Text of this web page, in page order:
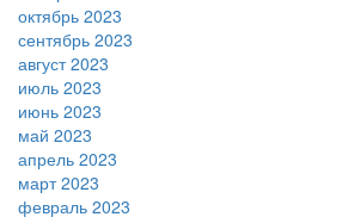
октябрь 2023
сентябрь 2023
август 2023
июль 2023
июнь 2023
май 2023
апрель 2023
март 2023
февраль 2023